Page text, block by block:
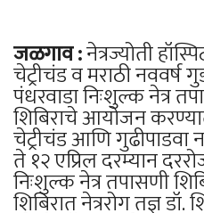
जळगाव :नेत्रज्योती
चेट्रीचंड व मराठी नववर्ष
पंधरवाडा निःशुल्क नेत्र
शिबिराचे आयोजन
चेट्रीचंड आणि गुढीपाडवा
ते १२ एप्रिल दरम्यान
निःशुल्क नेत्र तपासणी
शिबिरात नेत्ररोग तज्ञ डॉ.